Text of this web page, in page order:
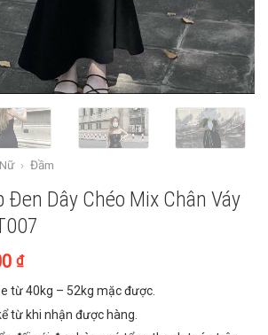
› Đầm
Đen Dây Chéo Mix Chân Váy
₫
từ 40kg – 52kg mặc được.
từ khi nhận được hàng.